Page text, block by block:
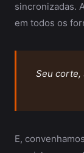
sincronizadas.
em todos os
Seu corte,
E,